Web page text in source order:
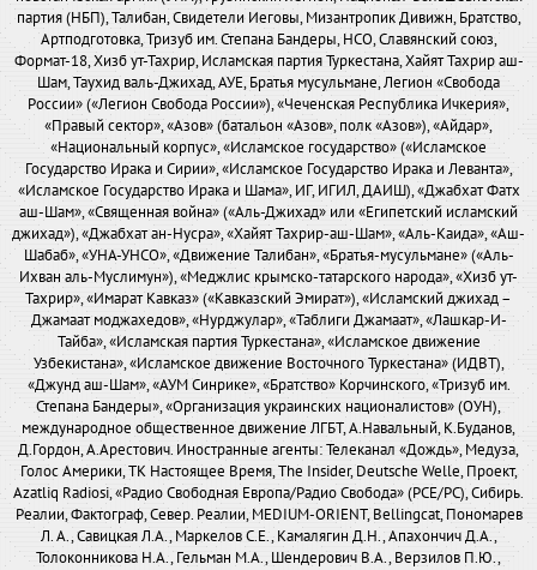
партия (НБП), Талибан, Свидетели Иеговы, Мизантропик Дивижн, Братство,
Артподготовка, Тризуб им. Степана Бандеры, НСО, Славянский союз,
Формат-18, Хизб ут-Тахрир, Исламская партия Туркестана, Хайят Тахрир аш-
Шам, Таухид валь-Джихад, АУЕ, Братья мусульмане, Легион «Свобода
России» («Легион Свобода России»), «Чеченская Республика Ичкерия»,
«Правый сектор», «Азов» (батальон «Азов», полк «Азов»), «Айдар»,
«Национальный корпус», «Исламское государство» («Исламское
Государство Ирака и Сирии», «Исламское Государство Ирака и Леванта»,
«Исламское Государство Ирака и Шама», ИГ, ИГИЛ, ДАИШ), «Джабхат Фатх
аш-Шам», «Священная война» («Аль-Джихад» или «Египетский исламский
джихад»), «Джабхат ан-Нусра», «Хайят Тахрир-аш-Шам», «Аль-Каида», «Аш-
Шабаб», «УНА-УНСО», «Движение Талибан», «Братья-мусульмане» («Аль-
Ихван аль-Муслимун»), «Меджлис крымско-татарского народа», «Хизб ут-
Тахрир», «Имарат Кавказ» («Кавказский Эмират»), «Исламский джихад –
Джамаат моджахедов», «Нурджулар», «Таблиги Джамаат», «Лашкар-И-
Тайба», «Исламская партия Туркестана», «Исламское движение
Узбекистана», «Исламское движение Восточного Туркестана» (ИДВТ),
«Джунд аш-Шам», «АУМ Синрике», «Братство» Корчинского, «Тризуб им.
Степана Бандеры», «Организация украинских националистов» (ОУН),
международное общественное движение ЛГБТ, А.Навальный, К.Буданов,
Д.Гордон, А.Арестович. Иностранные агенты: Телеканал «Дождь», Медуза,
Голос Америки, ТК Настоящее Время, The Insider, Deutsche Welle, Проект,
Azatliq Radiosi, «Радио Свободная Европа/Радио Свобода» (PCE/PC), Сибирь.
Реалии, Фактограф, Север. Реалии, MEDIUM-ORIENT, Bellingcat, Пономарев
Л. А., Савицкая Л.А., Маркелов С.Е., Камалягин Д.Н., Апахончич Д.А.,
Толоконникова Н.А., Гельман М.А., Шендерович В.А., Верзилов П.Ю.,